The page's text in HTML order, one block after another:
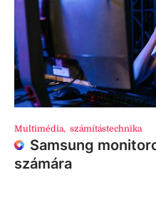
Multimédia, számítástechnika
Samsung
számára